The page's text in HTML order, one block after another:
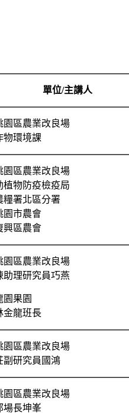
單位/主講人
園區農業改良場
物環境課
園區農業改良場
植物防疫檢疫局
糧署北區分署
園市農會
興區農會
園區農業改良場
助理研究員巧燕
園果園
金龍班長
園區農業改良場
副研究員國鴻
園區農業改良場
場長坤峯